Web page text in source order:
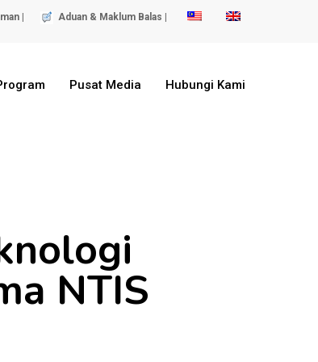
| Aduan & Maklum Balas |
Pusat Media Hubungi Kami
NTIS